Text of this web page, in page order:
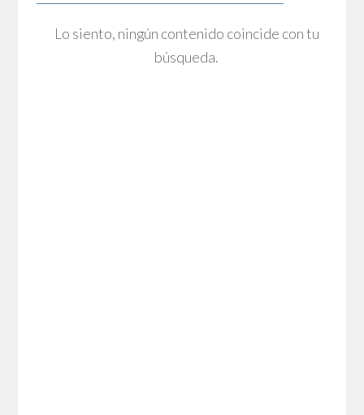
Lo siento, ningún contenido coincide con tu
búsqueda.